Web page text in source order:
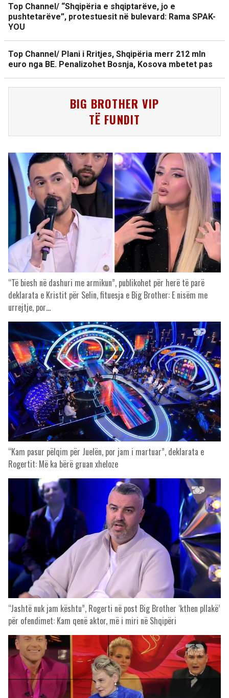
Top Channel/ “Shqipëria e shqiptarëve, jo e
pushtetarëve”, protestuesit në bulevard: Rama SPAK-
YOU
Top Channel/ Plani i Rritjes, Shqipëria merr 212 mln
euro nga BE. Penalizohet Bosnja, Kosova mbetet pas
BIG BROTHER VIP
TË FUNDIT
“Të biesh në dashuri me armikun”, publikohet për herë të parë
deklarata e Kristit për Selin, fituesja e Big Brother: E nisëm me
urrejtje, por…
“Kam pasur pëlqim për Juelën, por jam i martuar”, deklarata e
Rogertit: Më ka bërë gruan xheloze
“Jashtë nuk jam kështu”, Rogerti në post Big Brother ‘kthen pllakë’
për ofendimet: Kam qenë aktor, më i miri në Shqipëri